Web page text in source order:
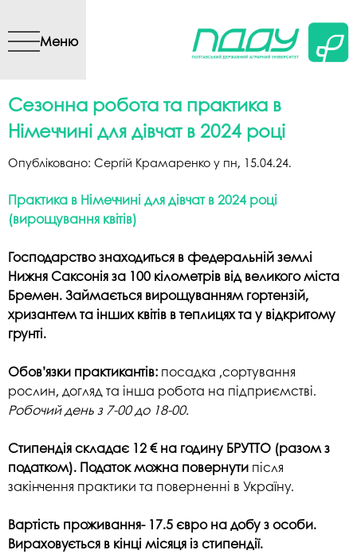
вмісту
Меню
Сезонна робота та практика в
Німеччині для дівчат в 2024 році
Опубліковано: Сергій Крамаренко у пн, 15.04.24.
Практика в Німеччині для дівчат в 2024 році
(вирощування квітів)
Господарство знаходиться в федеральній землі
Нижня Саксонія за 100 кілометрів від великого міста
Бремен. Займається вирощуванням гортензій,
хризантем та іншихквітів в теплицях та у відкритому
грунті.
Обов’язки практикантів: посадка ,сортування
рослин, догляд та інша робота на підприємстві.
Робочий день з 7-00 до 18-00.
Стипендія складає 12 € на годину БРУТТО (разом з
податком). Податок можна повернути після
закінчення практики та поверненні в Україну.
Вартість проживання- 17.5 євро на добу з особи.
Вираховується в кінці місяця ізстипендії.